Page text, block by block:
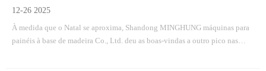
12-26 2025
À medida que o Natal se aproxima, Shandong MINGHUNG máquinas para
painéis à base de madeira Co., Ltd. deu as boas-vindas a outro pico nas